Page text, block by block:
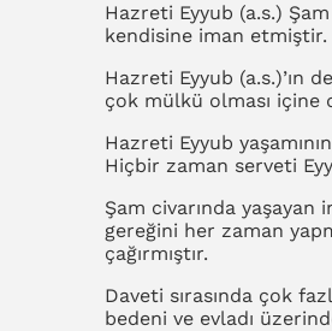
Hazreti Eyyub (a.s.)
kendisine iman etmiştir.
Hazreti Eyyub (a.s.)’ın
çok mülkü olması içine
Hazreti Eyyub
Hiçbir zaman serveti
Şam civarında
gereğini her zaman
çağırmıştır.
Daveti sırasında çok
bedeni ve evladı